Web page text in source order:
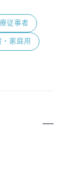
従事者
・家庭用